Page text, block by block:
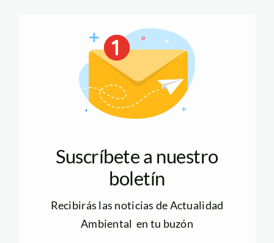
Suscríbete a nuestro
boletín
Recibirás las noticias de Actualidad
Ambiental en tu buzón